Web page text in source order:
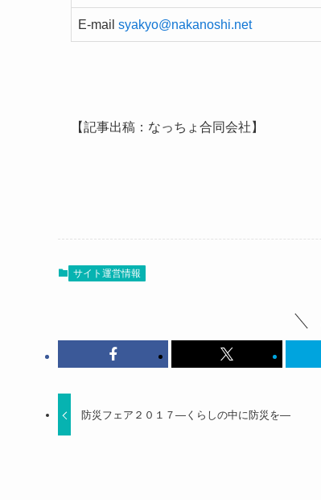
E-mail syakyo@nakanoshi.net
【記事出稿：なっちょ合同会社】
サイト運営情報
防災フェア２０１７―くらしの中に防災を―